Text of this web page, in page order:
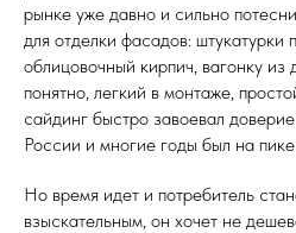
рынке уже давно и сильно
для отделки фасадов: штукатурки
облицовочный кирпич, вагонку из
понятно, легкий в монтаже,
сайдинг быстро завоевал
России и многие годы был на
Но время идет и потребитель
взыскательным, он хочет не